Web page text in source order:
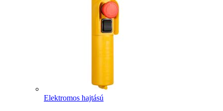
Elektromos hajtású